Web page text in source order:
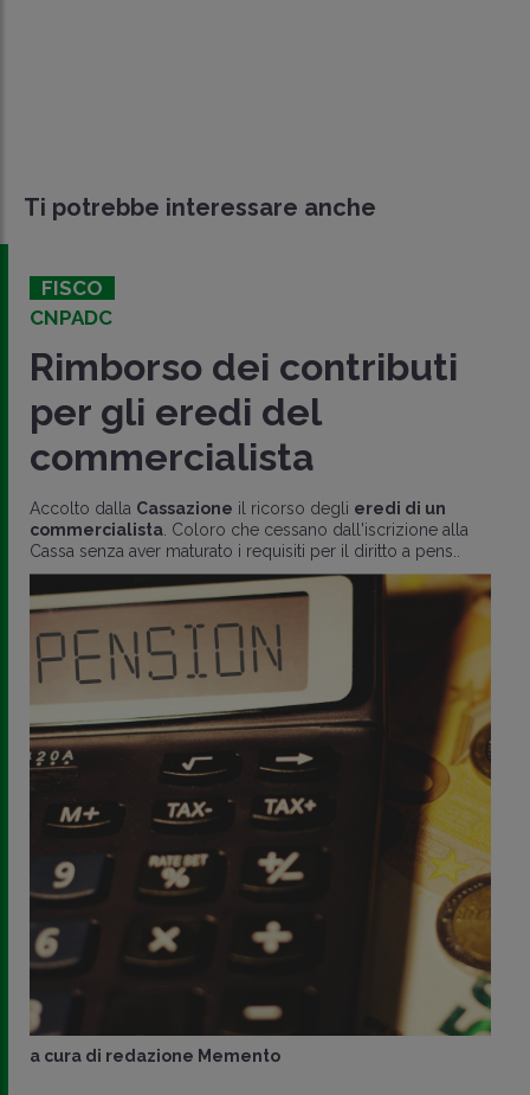
Ti potrebbe interessare anche
FISCO
CNPADC
Rimborso dei contributi
per gli eredi del
commercialista
Accolto dalla Cassazione il ricorso degli eredi di un
commercialista. Coloro che cessano dall'iscrizione alla
Cassa senza aver maturato i requisiti per il diritto a pens..
a cura di redazione Memento